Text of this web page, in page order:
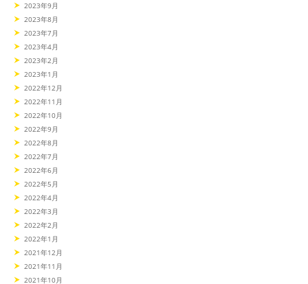
2023年9月
2023年8月
2023年7月
2023年4月
2023年2月
2023年1月
2022年12月
2022年11月
2022年10月
2022年9月
2022年8月
2022年7月
2022年6月
2022年5月
2022年4月
2022年3月
2022年2月
2022年1月
2021年12月
2021年11月
2021年10月